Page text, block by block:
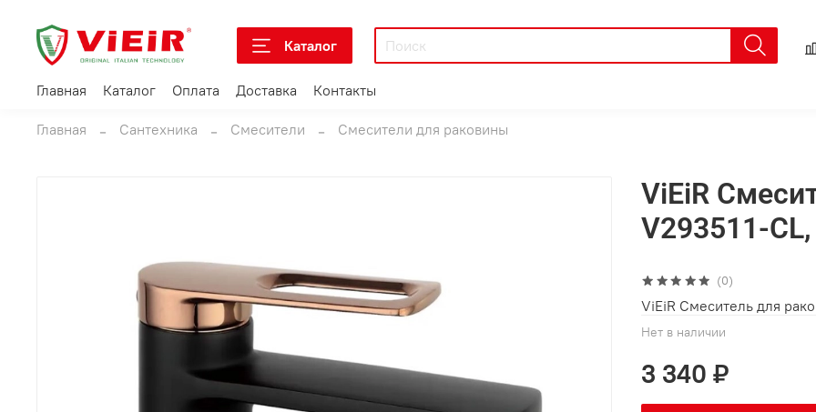
Каталог
Главная Каталог Оплата Доставка Контакты
Главная Сантехника Смесители Смесители для раковины
(0)
Нет в наличии
ViEiR
V293511-
3 340 ₽
ViEiR Смеситель для